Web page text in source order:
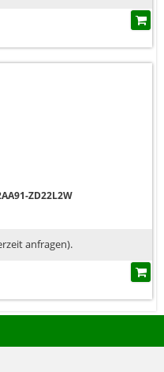
ZD22L2W
anfragen).